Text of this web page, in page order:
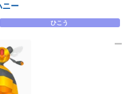
ニー
ひこう